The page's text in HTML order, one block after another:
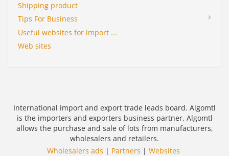
Shipping product
Tips For Business
Useful websites for import ...
Web sites
International import and export trade leads board. Algomtl
is the importers and exporters business partner. Algomtl
allows the purchase and sale of lots from manufacturers,
wholesalers and retailers.
Wholesalers ads | Partners | Websites